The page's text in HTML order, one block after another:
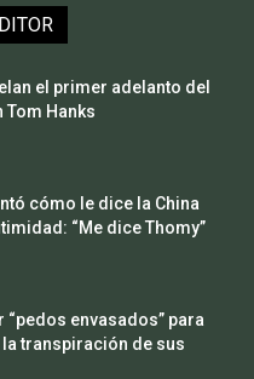
el primer adelanto del
Tom Hanks
cómo le dice la China
“Me dice Thomy”
“pedos envasados” para
transpiración de sus